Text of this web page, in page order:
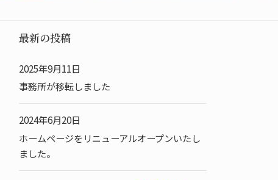
最新の投稿
2025年9月11日
事務所が移転しました
2024年6月20日
ホームページをリニューアルオープンいたし
ました。